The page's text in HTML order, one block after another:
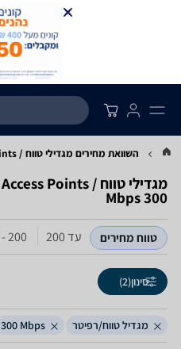
השוואת מחירים מגדילי טווח / Access Points ‏מגדיל טווח/רפיטר ‏300 ‏Mbps
טווח מחירים עד 200 200 - 400
סינון(2)
מגדיל טווח/רפיטר 300‎ Mbps